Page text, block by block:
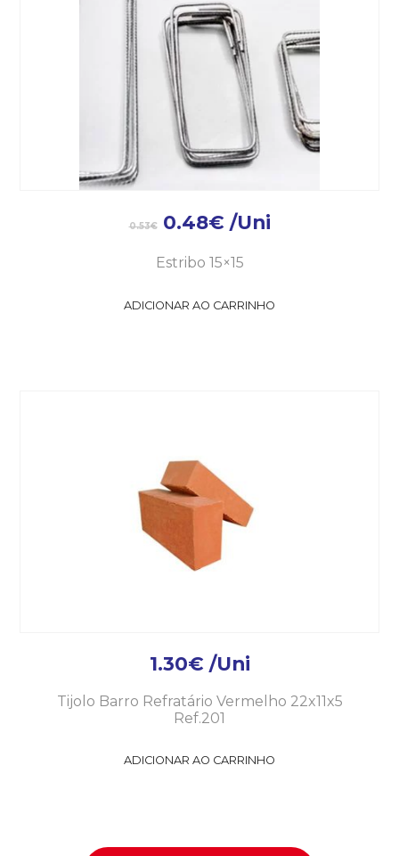
0.53€ 0.48€ /Uni
Estribo 15×15
ADICIONAR AO CARRINHO
1.30€ /Uni
Tijolo Barro Refratário Vermelho 22x11x5
Ref.201
ADICIONAR AO CARRINHO